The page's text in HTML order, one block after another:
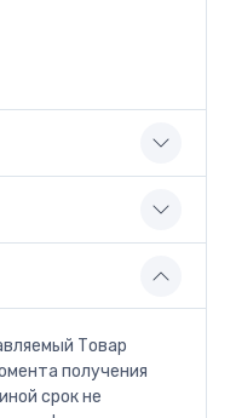
Товар
получения
срок не